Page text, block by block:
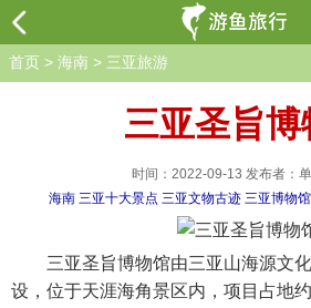
首页 > 海南 > 三亚旅游
三亚圣旨博
时间：2022-09-13 发布者：
海南 三亚十大景点 三亚文物古迹 三亚博物馆
三亚圣旨博物馆由三亚山海源文化
设，位于天涯海角景区内，项目占地